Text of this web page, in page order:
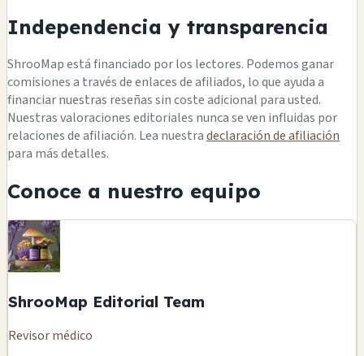
Independencia y transparencia
ShrooMap está financiado por los lectores. Podemos ganar
comisiones a través de enlaces de afiliados, lo que ayuda a
financiar nuestras reseñas sin coste adicional para usted.
Nuestras valoraciones editoriales nunca se ven influidas por
relaciones de afiliación. Lea nuestradeclaración de afiliación
para más detalles.
Conoce a nuestro equipo
ShrooMap Editorial Team
Revisor médico